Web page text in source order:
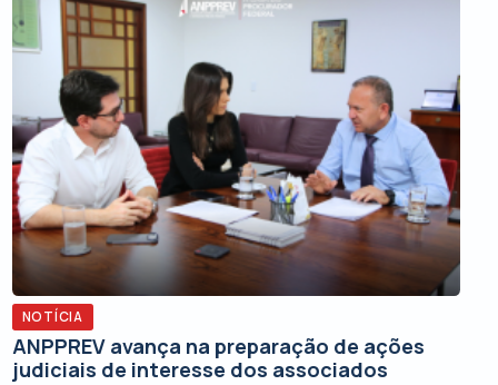
NOTÍCIA
ANPPREV avança na preparação de ações
judiciais de interesse dos associados